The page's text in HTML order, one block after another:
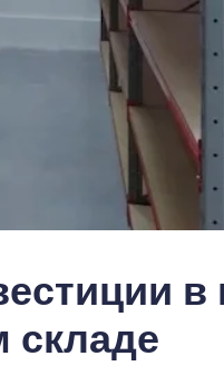
в
складе